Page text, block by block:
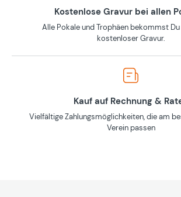
Kostenlose Gravur bei allen
Alle Pokale und Trophäen bekommst
kostenloser Gravur.
Kauf auf Rechnung &
Vielfältige Zahlungsmöglichkeiten, die am
Verein passen